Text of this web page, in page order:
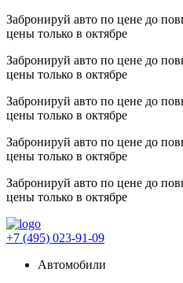
Забронируй авто по цене до
цены только в октябре
Забронируй авто по цене до
цены только в октябре
Забронируй авто по цене до
цены только в октябре
Забронируй авто по цене до
цены только в октябре
Забронируй авто по цене до
цены только в октябре
+7 (495) 023-91-09
Автомобили